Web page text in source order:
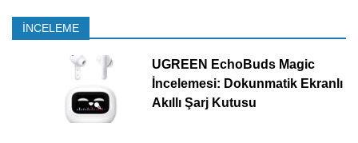
İNCELEME
UGREEN EchoBuds Magic
İncelemesi: Dokunmatik Ekranlı
Akıllı Şarj Kutusu